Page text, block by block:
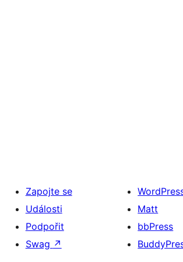
Zapojte se
Události
Podpořit
Swag ↗
Matt
bbPress